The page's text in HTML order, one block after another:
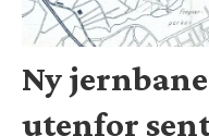
Ny
utenfor